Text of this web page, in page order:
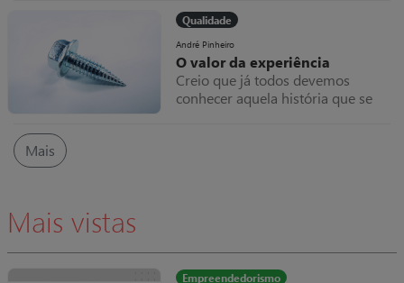
nos fazer pensar. E, por vezes, até
“torturamos” os números,
indicadores e estatísticas para que
reflitam as nossas crenças e não a
verdade.
Qualidade
André Pinheiro
O valor da experiência
Creio que já todos devemos
conhecer aquela história que se
fatura do serviço prestado um
Mais
Mais vistas
Empreendedorismo